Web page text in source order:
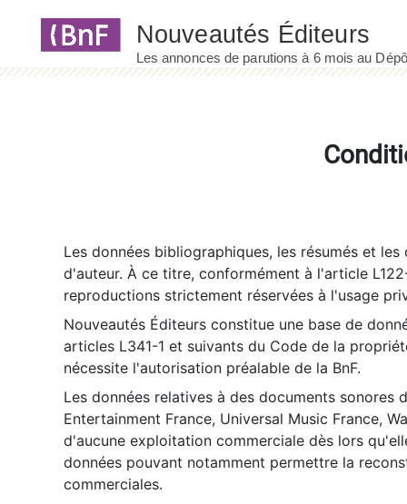
Les données bibliographiques, les résumés et
d'auteur. À ce titre, conformément à l'article
reproductions strictement réservées à l'usage
Nouveautés Éditeurs constitue une base de
articles L341-1 et suivants du Code de la
nécessite l'autorisation préalable de la BnF.
Les données relatives à des documents sonores
Entertainment France, Universal Music France,
d'aucune exploitation commerciale dès lors
données pouvant notamment permettre la
commerciales.